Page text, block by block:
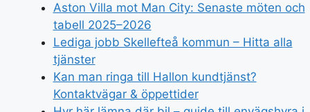
Aston Villa mot Man City: Senaste möten och
tabell 2025–2026
Lediga jobb Skellefteå kommun – Hitta alla
tjänster
Kan man ringa till Hallon kundtjänst?
Kontaktvägar & öppettider